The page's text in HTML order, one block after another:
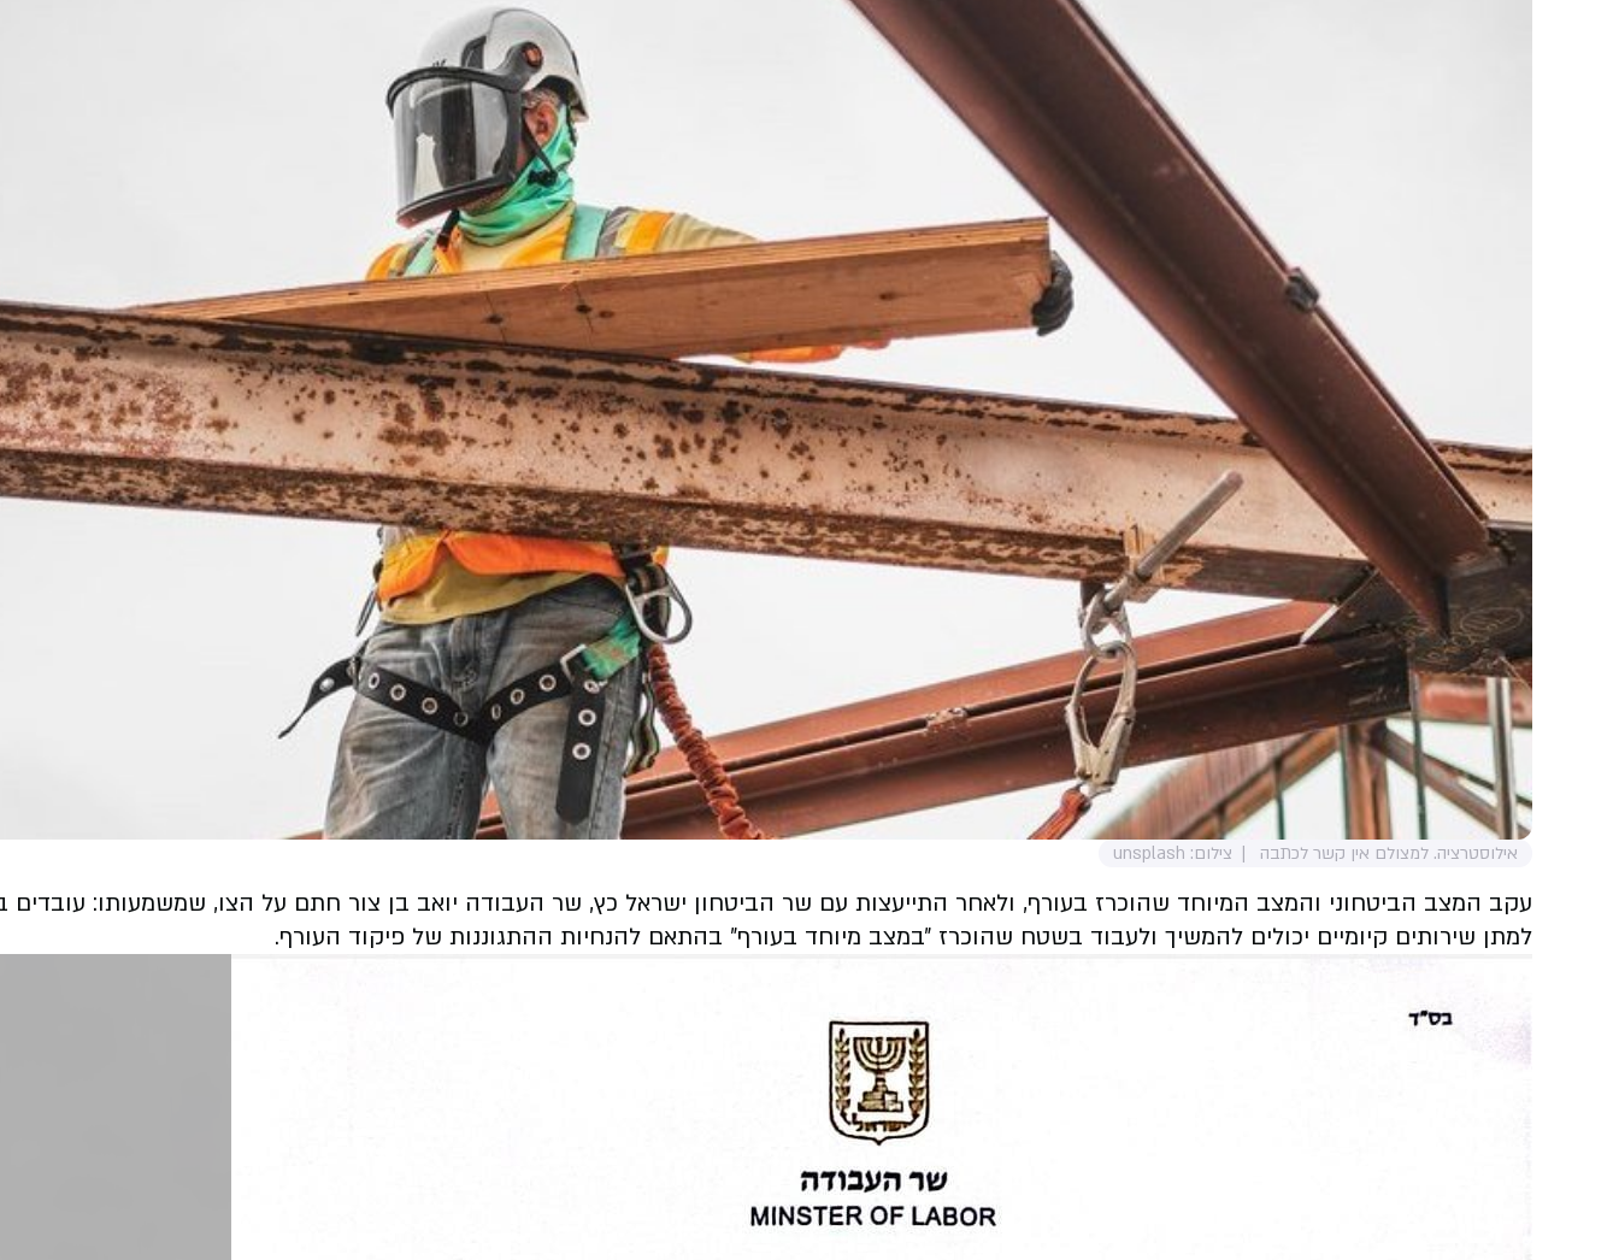
אילוסטרציה. למצולם אין קשר לכתבה צילום: unsplash
עקב המצב הביטחוני והמצב המיוחד שהוכרז בעורף, ולאחר התייעצות עם שר הביטחון ישראל כץ, שר העבודה יואב בן צור חתם על הצו, שמשמעותו: עובדים
למתן שירותים קיומיים יכולים להמשיך ולעבוד בשטח שהוכרז ״במצב מיוחד בעורף״ בהתאם להנחיות ההתגוננות של פיקוד העורף.